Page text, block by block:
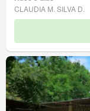
CLAUDIA M. SILVA D.